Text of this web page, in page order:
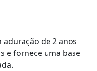
de 2 anos
e fornece uma base